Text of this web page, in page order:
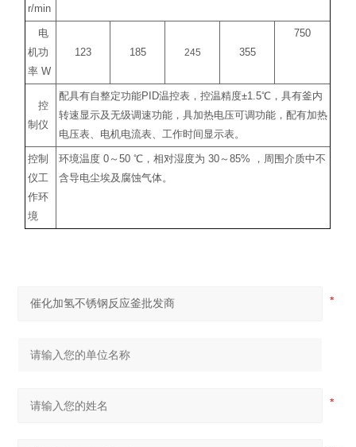
r/min
电
机功
率 W
123 185 245 355
750
控
制仪
配具有自整定功能PID温控表，控温精度±1.5℃ ，具有釜内
转速显示及无级调速功能，具加热电压可调功能，配有加热
电压表、电机电流表、工作时间显示表。
控制
仪工
作环
境
环境温度 0～50℃ ，相对湿度为 30～85%
，周围介质中不
含导电尘埃及腐蚀气体。